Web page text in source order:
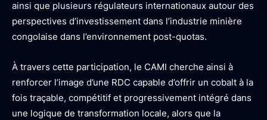
ainsi que plusieurs régulateurs internationaux autour des
perspectives d’investissement dans l’industrie minière
congolaise dans l’environnement post-quotas.
À travers cette participation, le CAMI cherche ainsi à
renforcer l’image d’une RDC capable d’offrir un cobalt à la
fois traçable, compétitif et progressivement intégré dans
une logique de transformation locale, alors que la